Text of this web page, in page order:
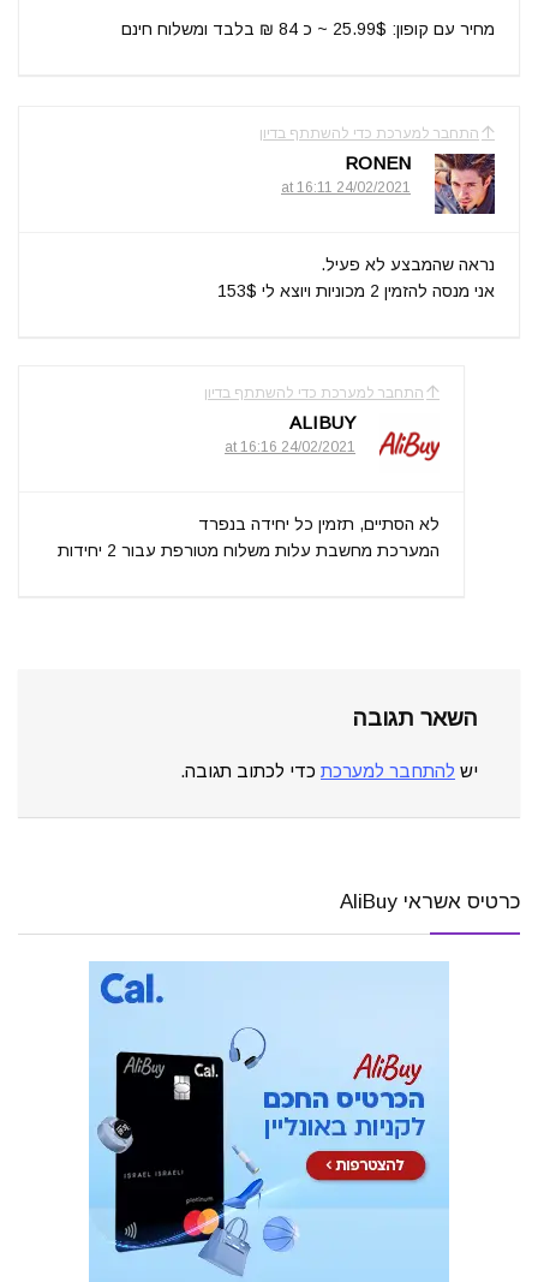
מחיר עם קופון: 25.99$ ~ כ 84 ₪ בלבד ומשלוח חינם
התחבר למערכת כדי להשתתף בדיון
RONEN
24/02/2021 at 16:11
נראה שהמבצע לא פעיל.
אני מנסה להזמין 2 מכוניות ויוצא לי 153$
התחבר למערכת כדי להשתתף בדיון
ALIBUY
24/02/2021 at 16:16
לא הסתיים, תזמין כל יחידה בנפרד
המערכת מחשבת עלות משלוח מטורפת עבור 2 יחידות
השאר תגובה
יש להתחבר למערכת כדי לכתוב תגובה.
כרטיס אשראי AliBuy